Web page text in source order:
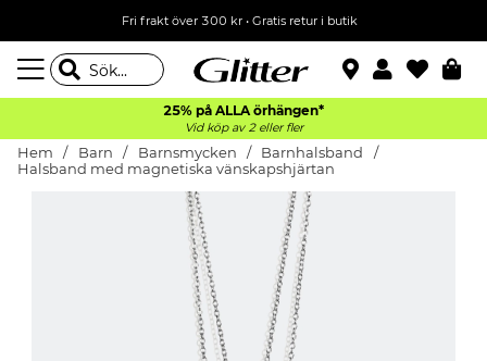
Fri frakt över 300 kr• Gratis retur i butik
25% på ALLA örhängen*
Vid köp av 2 eller fler
Hem Barn Barnsmycken
Barnhalsband
Halsband med magnetiska vänskapshjärtan